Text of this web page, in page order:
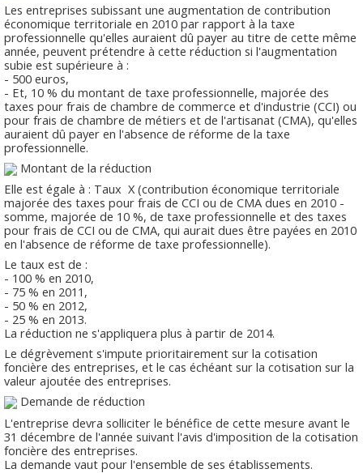
Les entreprises subissant une augmentation de contribution
économique territoriale en 2010 par rapport à la taxe
professionnelle qu'elles auraient dû payer au titre de cette même
année, peuvent prétendre à cette réduction si l'augmentation
subie est supérieure à :
- 500 euros,
- Et, 10 % du montant de taxe professionnelle, majorée des
taxes pour frais de chambre de commerce et d'industrie (CCI) ou
pour frais de chambre de métiers et de l'artisanat (CMA), qu'elles
auraient dû payer en l'absence de réforme de la taxe
professionnelle.
Montant de la réduction
Elle est égale à : Taux X (contribution économique territoriale
majorée des taxes pour frais de CCI ou de CMA dues en 2010 -
somme, majorée de 10 %, de taxe professionnelle et des taxes
pour frais de CCI ou de CMA, qui aurait dues être payées en 2010
en l'absence de réforme de taxe professionnelle).
Le taux est de :
- 100 % en 2010,
- 75 % en 2011,
- 50 % en 2012,
- 25 % en 2013.
La réduction ne s'appliquera plus à partir de 2014.
Le dégrèvement s'impute prioritairement sur la cotisation
foncière des entreprises, et le cas échéant sur la cotisation sur la
valeur ajoutée des entreprises.
Demande de réduction
L'entreprise devra solliciter le bénéfice de cette mesure avant le
31 décembre de l'année suivant l'avis d'imposition de la cotisation
foncière des entreprises.
La demande vaut pour l'ensemble de ses établissements.